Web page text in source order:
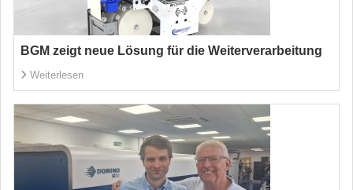
BGM zeigt neue Lösung für die Weiterverarbeitung
Weiterlesen